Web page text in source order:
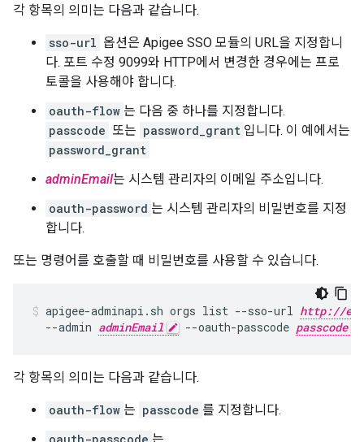
각 항목의 의미는 다음과 같습니다.
sso-url 옵션은 Apigee SSO 모듈의 URL을 지정합니
다. 포트 수정 9099와 HTTP에서 변경한 경우에는 프로
토콜을 사용해야 합니다.
oauth-flow 는 다음 중 하나를 지정합니다.
passcode 또는 password_grant 입니다. 이 예에서는
password_grant
adminEmail는 시스템 관리자의 이메일 주소입니다.
oauth-password 는 시스템 관리자의 비밀번호를 지정
합니다.
또는 명령어를 호출할 때 비밀번호를 사용할 수 있습니다.
apigee-adminapi.sh orgs list --sso-url http://
  --admin
adminEmail --oauth-passcode passcode
각 항목의 의미는 다음과 같습니다.
oauth-flow 는 passcode 를 지정합니다.